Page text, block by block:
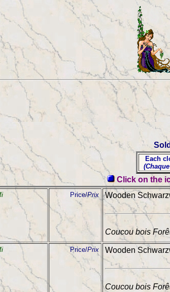
Each
Click on the
Price/Prix Wooden
Coucou bois
Price/Prix Wooden
Coucou bois